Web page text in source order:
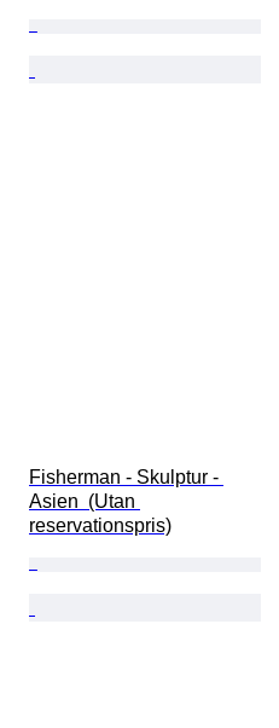
Fisherman - Skulptur -
Asien  (Utan
reservationspris)